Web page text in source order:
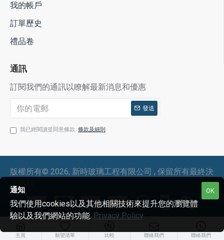
我的帳戶
訂單歷史
禮品卷
通訊
訂閱我們的通訊以瞭解最新消息和優惠
發送
我已經閱讀並同意條款 條款及細則
版權所有© 2026, 新時玻璃工程有限公司 , 保留所有最終決
定權利
主頁 願望清單 比較 聯絡我們 聯絡我們
OK
通知
我們使用cookies以及其他相關技術來提升您的瀏覽體
驗以及我們網站的功能. Privacy Policy